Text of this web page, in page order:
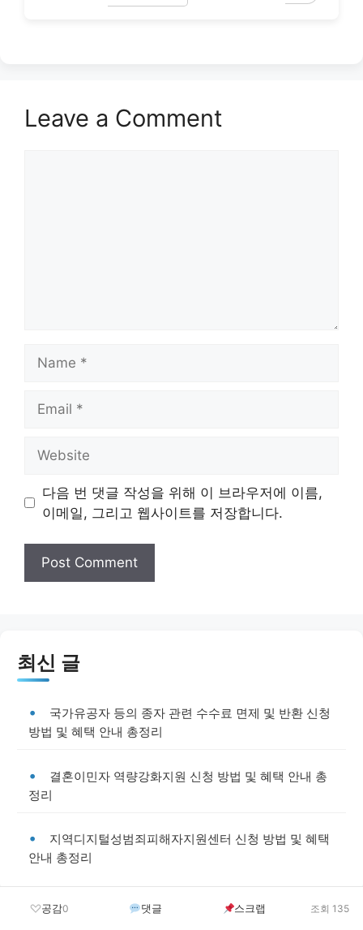
Leave a Comment
다음 번 댓글 작성을 위해 이 브라우저에 이름,
이메일, 그리고 웹사이트를 저장합니다.
최신 글
국가유공자 등의 종자 관련 수수료 면제 및 반환 신청
방법 및 혜택 안내 총정리
결혼이민자 역량강화지원 신청 방법 및 혜택 안내 총
정리
지역디지털성범죄피해자지원센터 신청 방법 및 혜택
안내 총정리
공감0 댓글 스크랩 조회 135